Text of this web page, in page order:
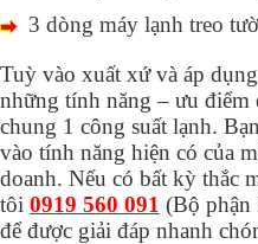
3 dòng máy lạnh treo
Tuỳ vào xuất xứ và áp
những tính năng – ưu điểm
chung 1 công suất lạnh.
vào tính năng hiện có của
doanh. Nếu có bất kỳ thắc
tôi 0919 560 091 (Bộ phận
để được giải đáp nhanh